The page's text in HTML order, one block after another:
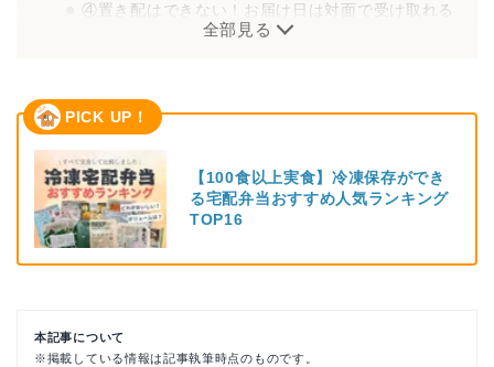
④置き配はできない！お届け日は対面で受け取れる
ナッシュを実際に試してみた率直な感想
コンビニへ欲望のままに足を運ぶ回数が激減した
味はファミマ以上、オリジン弁当未満
牛丼大盛りがデフォの筆者でも米が2杯以上必須だ
った
全部見る
PICK UP！
【100食以上実食】冷凍保存ができ
る宅配弁当おすすめ人気ランキング
TOP16
本記事について
※掲載している情報は記事執筆時点のものです。